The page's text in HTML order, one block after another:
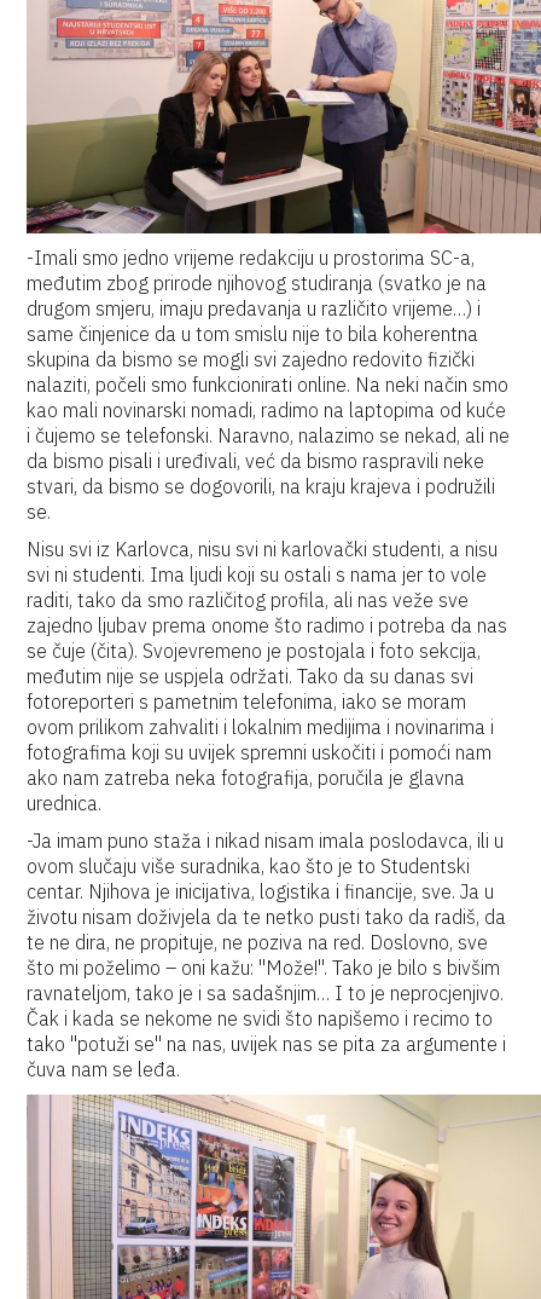
-Imali smo jedno vrijeme redakciju u prostorima SC-a,
međutim zbog prirode njihovog studiranja (svatko je na
drugom smjeru, imaju predavanja u različito vrijeme…) i
same činjenice da u tom smislu nije to bila koherentna
skupina da bismo se mogli svi zajedno redovito fizički
nalaziti, počeli smo funkcionirati online. Na neki način smo
kao mali novinarski nomadi, radimo na laptopima od kuće
i čujemo se telefonski. Naravno, nalazimo se nekad, ali ne
da bismo pisali i uređivali, već da bismo raspravili neke
stvari, da bismo se dogovorili, na kraju krajeva i podružili
se.
Nisu svi iz Karlovca, nisu svi ni karlovački studenti, a nisu
svi ni studenti. Ima ljudi koji su ostali s nama jer to vole
raditi, tako da smo različitog profila, ali nas veže sve
zajedno ljubav prema onome što radimo i potreba da nas
se čuje (čita). Svojevremeno je postojala i foto sekcija,
međutim nije se uspjela održati. Tako da su danas svi
fotoreporteri s pametnim telefonima, iako se moram
ovom prilikom zahvaliti i lokalnim medijima i novinarima i
fotografima koji su uvijek spremni uskočiti i pomoći nam
ako nam zatreba neka fotografija, poručila je glavna
urednica.
-Ja imam puno staža i nikad nisam imala poslodavca, ili u
ovom slučaju više suradnika, kao što je to Studentski
centar. Njihova je inicijativa, logistika i financije, sve. Ja u
životu nisam doživjela da te netko pusti tako da radiš, da
te ne dira, ne propituje, ne poziva na red. Doslovno, sve
što mi poželimo – oni kažu: ''Može!''. Tako je bilo s bivšim
ravnateljom, tako je i sa sadašnjim… I to je neprocjenjivo.
Čak i kada se nekome ne svidi što napišemo i recimo to
tako ''potuži se'' na nas, uvijek nas se pita za argumente i
čuva nam se leđa.